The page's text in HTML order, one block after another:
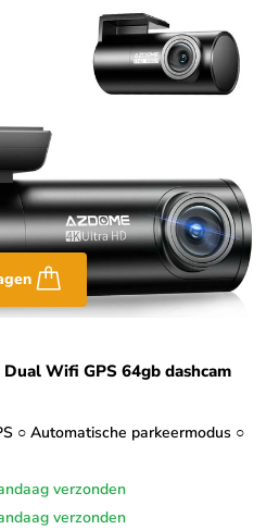
Wifi GPS 64gb dashcam
○ Automatische parkeermodus ○
verzonden
verzonden